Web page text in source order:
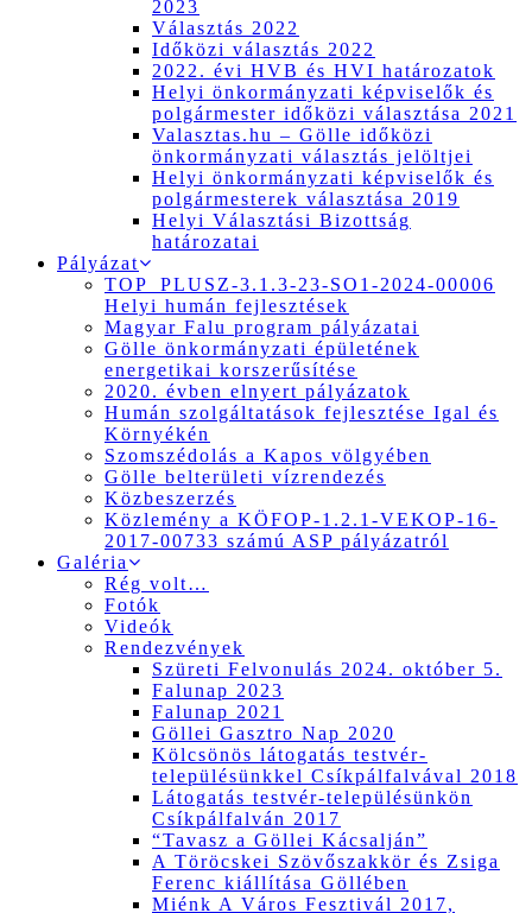
2023
Választás 2022
Időközi választás 2022
2022. évi HVB és HVI határozatok
Helyi önkormányzati képviselők és
polgármester időközi választása 2021
Valasztas.hu – Gölle időközi
önkormányzati választás jelöltjei
Helyi önkormányzati képviselők és
polgármesterek választása 2019
Helyi Választási Bizottság
határozatai
Pályázat
TOP_PLUSZ-3.1.3-23-SO1-2024-00006
Helyi humán fejlesztések
Magyar Falu program pályázatai
Gölle önkormányzati épületének
energetikai korszerűsítése
2020. évben elnyert pályázatok
Humán szolgáltatások fejlesztése Igal és
Környékén
Szomszédolás a Kapos völgyében
Gölle belterületi vízrendezés
Közbeszerzés
Közlemény a KÖFOP-1.2.1-VEKOP-16-
2017-00733 számú ASP pályázatról
Galéria
Rég volt…
Fotók
Videók
Rendezvények
Szüreti Felvonulás 2024. október 5.
Falunap 2023
Falunap 2021
Göllei Gasztro Nap 2020
Kölcsönös látogatás testvér-
településünkkel Csíkpálfalvával 2018
Látogatás testvér-településünkön
Csíkpálfalván 2017
“Tavasz a Göllei Kácsalján”
A Töröcskei Szövőszakkör és Zsiga
Ferenc kiállítása Göllében
Miénk A Város Fesztivál 2017,